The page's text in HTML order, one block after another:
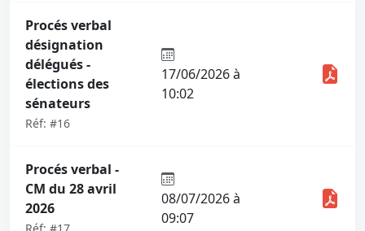
Procés verbal
désignation
délégués -
élections des
sénateurs
Réf: #16
17/06/2026 à
10:02
Procés verbal -
CM du 28 avril
2026
08/07/2026 à
09:07